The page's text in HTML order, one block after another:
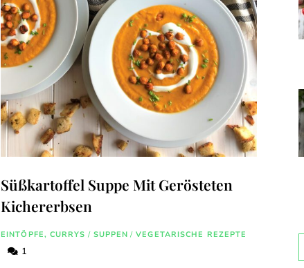
Süßkartoffel Suppe Mit Gerösteten
Kichererbsen
EINTÖPFE, CURRYS / SUPPEN / VEGETARISCHE REZEPTE
1